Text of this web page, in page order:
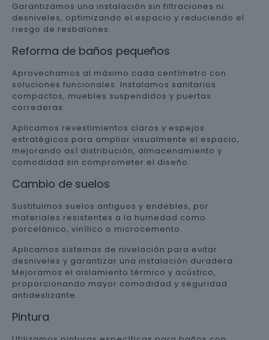
Garantizamos una instalación sin filtraciones ni
desniveles, optimizando el espacio y reduciendo el
riesgo de resbalones.
Reforma de baños pequeños
Aprovechamos al máximo cada centímetro con
soluciones funcionales. Instalamos sanitarios
compactos, muebles suspendidos y puertas
correderas.
Aplicamos revestimientos claros y espejos
estratégicos para ampliar visualmente el espacio,
mejorando así distribución, almacenamiento y
comodidad sin comprometer el diseño.
Cambio de suelos
Sustituimos suelos antiguos y endebles, por
materiales resistentes a la humedad como
porcelánico, vinílico o microcemento.
Aplicamos sistemas de nivelación para evitar
desniveles y garantizar una instalación duradera.
Mejoramos el aislamiento térmico y acústico,
proporcionando mayor comodidad y seguridad
antideslizante.
Pintura